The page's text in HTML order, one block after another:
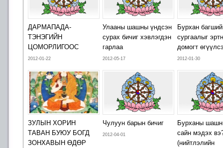
ДАРМАПАДА-
ТЭНЭГИЙН
ЦОМОРЛИГООС
2012-01-22
Улааны шашны үндсэн
сурах бичиг хэвлэгдэн
гарлаа
2012-05-17
Бурхан
сургаалыг
домогт
2012-01-30
ЗУЛЫН ХОРИН
ТАВАН БУЮУ БОГД
ЗОНХАВЫН ӨДӨР
Чулуун барын бичиг
2012-04-01
Бурханы
сайн мэдэх
(нийтлэлийн